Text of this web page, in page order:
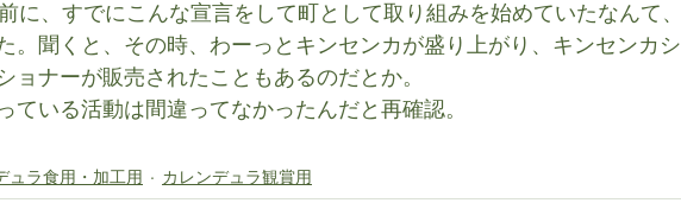
に、すでにこんな宣言をして町として取り組みを始めていたなんて、
。聞くと、その時、わーっとキンセンカが盛り上がり、キンセンカシ
ョナーが販売されたこともあるのだとか。
ている活動は間違ってなかったんだと再確認。
ュラ食用・加工用 カレンデュラ観賞用